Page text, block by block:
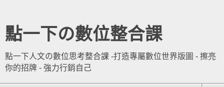
點一下の數位整合課
點一下人文の數位思考整合課 -打造專屬數位世界版圖 - 擦亮
你的招牌 - 強力行銷自己